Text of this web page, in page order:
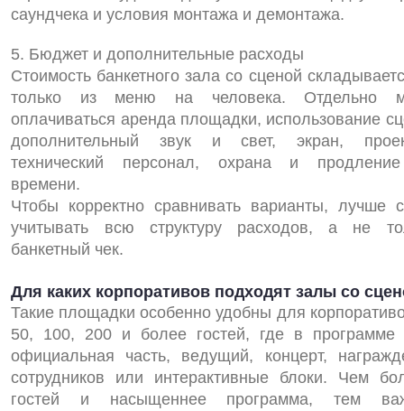
саундчека и условия монтажа и демонтажа.
5. Бюджет и дополнительные расходы
Стоимость банкетного зала со сценой
только из меню на человека. Отдельно
оплачиваться аренда площадки, использование
дополнительный звук и свет, экран,
технический персонал, охрана и
времени.
Чтобы корректно сравнивать варианты, лучше
учитывать всю структуру расходов, а не
банкетный чек.
Для каких корпоративов подходят залы со
Такие площадки особенно удобны для
50, 100, 200 и более гостей, где в программе
официальная часть, ведущий, концерт,
сотрудников или интерактивные блоки. Чем
гостей и насыщеннее программа, тем